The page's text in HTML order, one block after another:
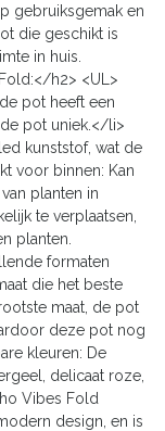
gebruiksgemak en
die geschikt is
in huis.
h2> <UL>
pot heeft een
pot uniek.</li>
kunststof, wat de
voor binnen: Kan
planten in
te verplaatsen,
planten.
formaten
die het beste
maat, de pot
deze pot nog
kleuren: De
delicaat roze,
Vibes Fold
design, en is